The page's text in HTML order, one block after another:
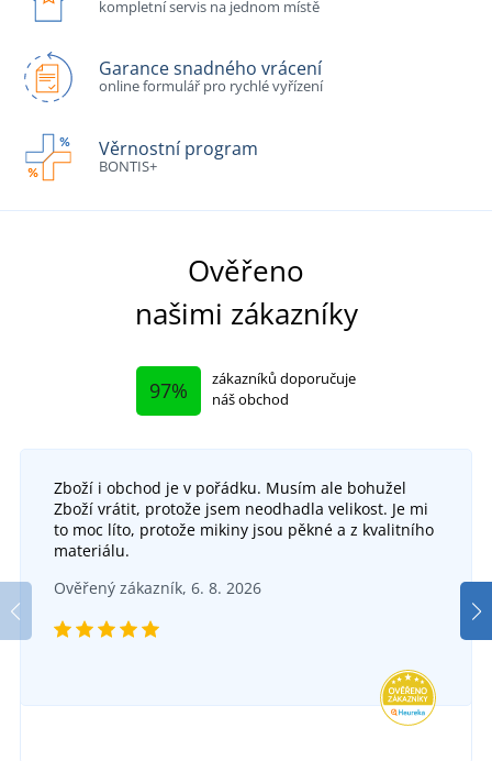
kompletní servis na jednom místě
Garance snadného vrácení
online formulář pro rychlé vyřízení
Věrnostní program
BONTIS+
Ověřeno
našimi zákazníky
97%
zákazníků doporučuje
náš obchod
Zboží i obchod je v pořádku. Musím ale bohužel
Zboží vrátit, protože jsem neodhadla velikost. Je mi
to moc líto, protože mikiny jsou pěkné a z kvalitního
materiálu.
Ověřený zákazník, 6. 8. 2026